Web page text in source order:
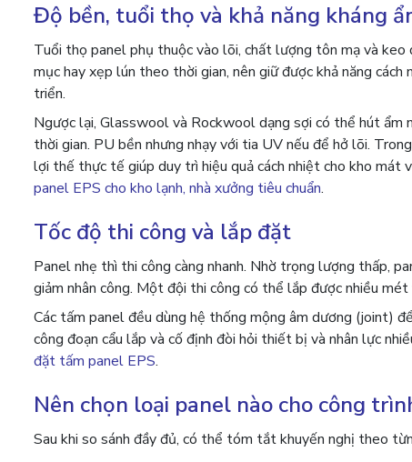
Độ bền, tuổi thọ và khả năng kháng
Tuổi thọ panel phụ thuộc vào lõi, chất lượng tôn mạ và keo
mục hay xẹp lún theo thời gian, nên giữ được khả năng
triển.
Ngược lại, Glasswool và Rockwool dạng sợi có thể hút ẩm
thời gian. PU bền nhưng nhạy với tia UV nếu để hở lõi.
lợi thế thực tế giúp duy trì hiệu quả cách nhiệt cho kho mát
panel EPS cho kho lạnh, nhà xưởng tiêu chuẩn.
Tốc độ thi công và lắp đặt
Panel nhẹ thì thi công càng nhanh. Nhờ trọng lượng thấp,
giảm nhân công. Một đội thi công có thể lắp được nhiều
Các tấm panel đều dùng hệ thống mộng âm dương (joint)
công đoạn cẩu lắp và cố định đòi hỏi thiết bị và nhân lực
đặt tấm panel EPS.
Nên chọn loại panel nào cho công
Sau khi so sánh đầy đủ, có thể tóm tắt khuyến nghị theo